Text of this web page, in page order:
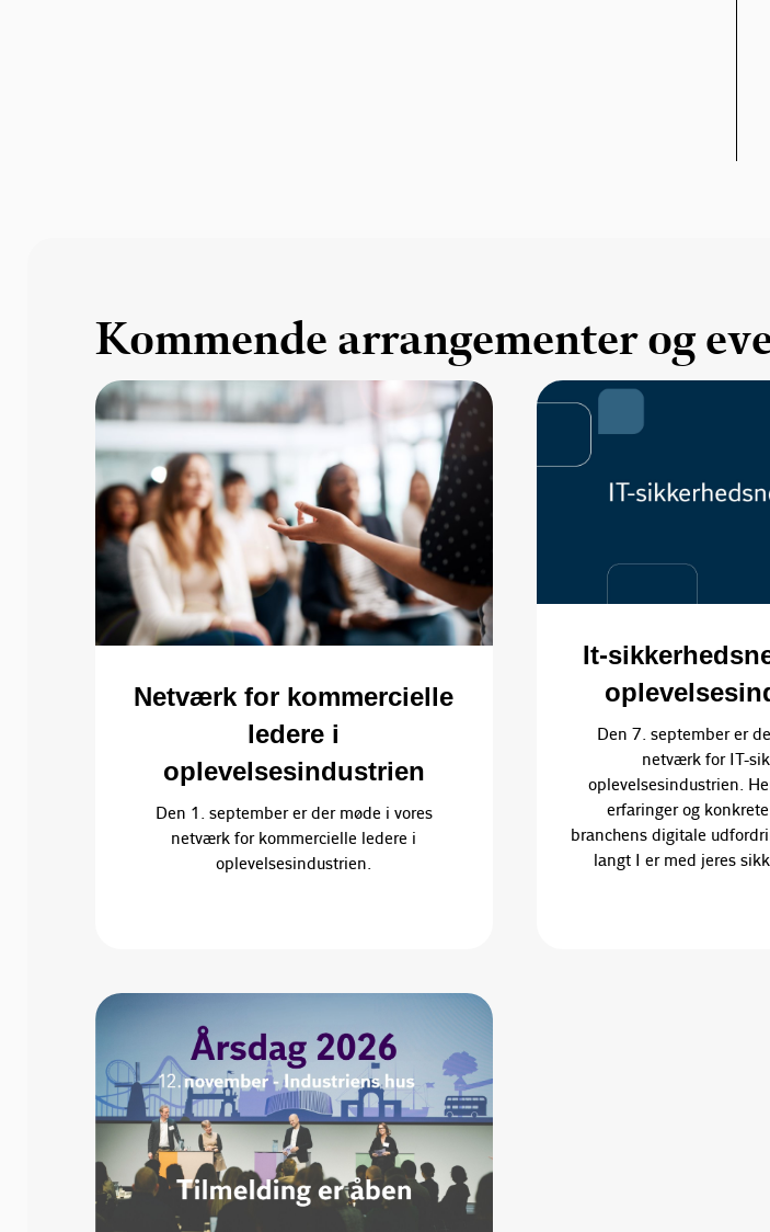
Kommende arrangementer og
Netværk for kommercielle
ledere i
oplevelsesindustrien
Den 1. september er der møde i vores
netværk for kommercielle ledere i
oplevelsesindustrien.
It-
Den 7. september er
netværk for IT-
oplevelsesindustrien.
erfaringer og
branchens digitale
langt I er med jeres